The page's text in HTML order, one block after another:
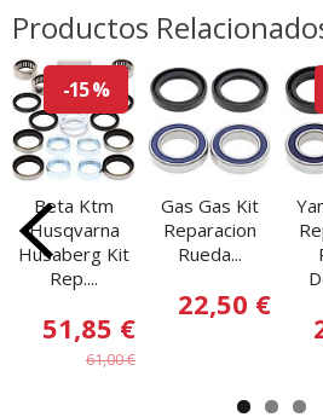
Productos
-15 %
Beta Ktm
Husqvarna
Husaberg Kit
Rep....
51,85 €
61,00 €
Gas Gas Kit
Reparacion
Rueda...
22,50 €